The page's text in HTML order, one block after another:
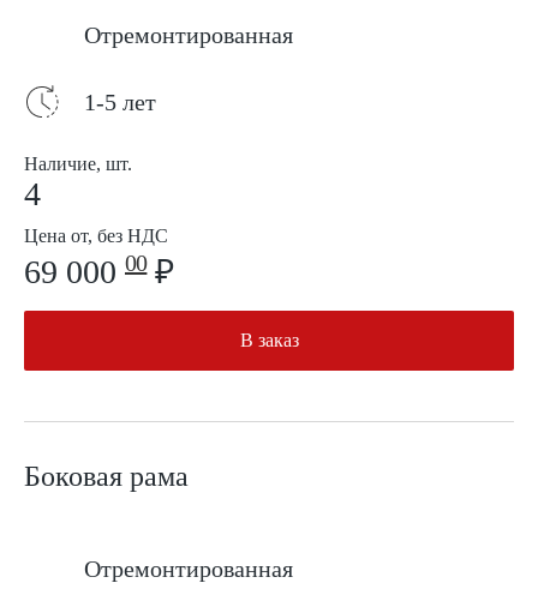
Отремонтированная
1-5 лет
Наличие, шт.
4
Цена от, без НДС
69 000 00₽
В заказ
Боковая рама
Отремонтированная